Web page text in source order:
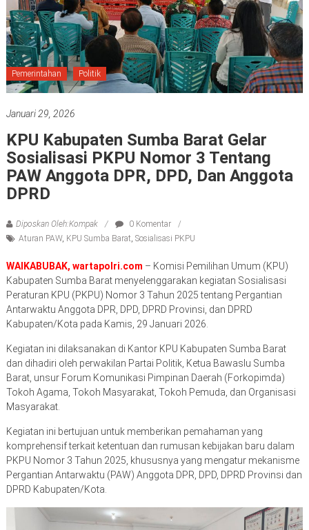
Pemerintahan Politik
Januari 29, 2026
KPU Kabupaten Sumba Barat Gelar
Sosialisasi PKPU Nomor 3 Tentang
PAW Anggota DPR, DPD, Dan Anggota
DPRD
Diposkan Oleh:Kompak
0 Komentar
Aturan PAW, KPU Sumba Barat, Sosialisasi PKPU
WAIKABUBAK, wartapolri.com – Komisi Pemilihan Umum (KPU)
Kabupaten Sumba Barat menyelenggarakan kegiatan Sosialisasi
Peraturan KPU (PKPU) Nomor 3 Tahun 2025 tentang Pergantian
Antarwaktu Anggota DPR, DPD, DPRD Provinsi, dan DPRD
Kabupaten/Kota pada Kamis, 29 Januari 2026.
Kegiatan ini dilaksanakan di Kantor KPU Kabupaten Sumba Barat
dan dihadiri oleh perwakilan Partai Politik, Ketua Bawaslu Sumba
Barat, unsur Forum Komunikasi Pimpinan Daerah (Forkopimda)
Tokoh Agama, Tokoh Masyarakat, Tokoh Pemuda, dan Organisasi
Masyarakat.
Kegiatan ini bertujuan untuk memberikan pemahaman yang
komprehensif terkait ketentuan dan rumusan kebijakan baru dalam
PKPU Nomor 3 Tahun 2025, khususnya yang mengatur mekanisme
Pergantian Antarwaktu (PAW) Anggota DPR, DPD, DPRD Provinsi dan
DPRD Kabupaten/Kota.